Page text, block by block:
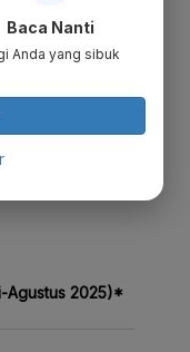
#BBM
Baca Nanti
Anda yang sibuk